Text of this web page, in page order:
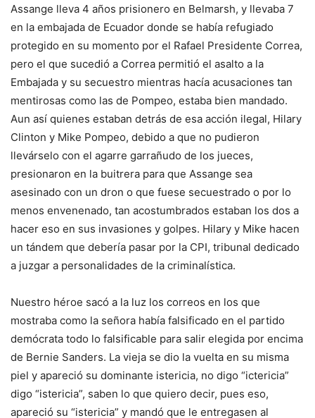
Assange lleva 4 años prisionero en Belmarsh, y llevaba 7
en la embajada de Ecuador donde se había refugiado
protegido en su momento por el Rafael Presidente Correa,
pero el que sucedió a Correa permitió el asalto a la
Embajada y su secuestro mientras hacía acusaciones tan
mentirosas como las de Pompeo, estaba bien mandado.
Aun así quienes estaban detrás de esa acción ilegal, Hilary
Clinton y Mike Pompeo, debido a que no pudieron
llevárselo con el agarre garrañudo de los jueces,
presionaron en la buitrera para que Assange sea
asesinado con un dron o que fuese secuestrado o por lo
menos envenenado, tan acostumbrados estaban los dos a
hacer eso en sus invasiones y golpes. Hilary y Mike hacen
un tándem que debería pasar por la CPI, tribunal dedicado
a juzgar a personalidades de la criminalística.
Nuestro héroe sacó a la luz los correos en los que
mostraba como la señora había falsificado en el partido
demócrata todo lo falsificable para salir elegida por encima
de Bernie Sanders. La vieja se dio la vuelta en su misma
piel y apareció su dominante istericia, no digo “ictericia”
digo “istericia”, saben lo que quiero decir, pues eso,
apareció su “istericia” y mandó que le entregasen al